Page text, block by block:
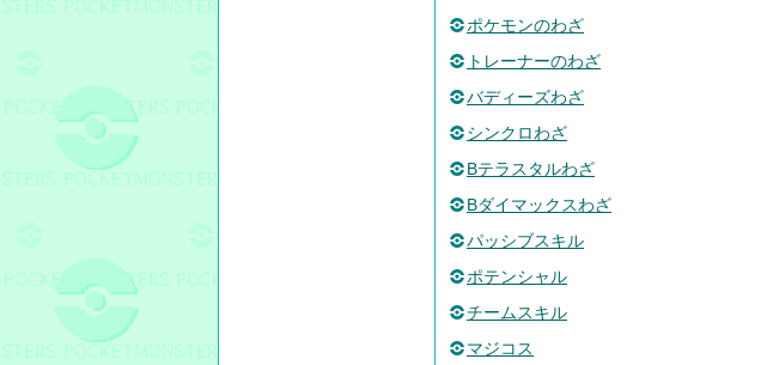
ポケモンのわざ
トレーナーのわざ
バディーズわざ
シンクロわざ
Bテラスタルわざ
Bダイマックスわざ
パッシブスキル
ポテンシャル
チームスキル
マジコス